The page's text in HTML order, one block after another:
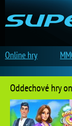
Oddechové hry
Online hry